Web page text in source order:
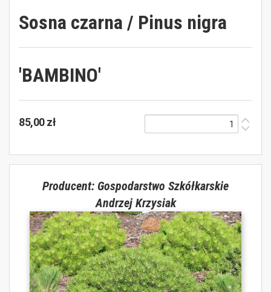
Sosna czarna / Pinus nigra
'BAMBINO'
85,00 zł
Producent: Gospodarstwo Szkółkarskie
Andrzej Krzysiak